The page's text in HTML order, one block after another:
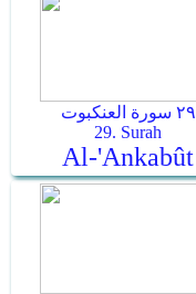
٢٩ سورة العنكبوت
29. Surah
Al-'Ankabût